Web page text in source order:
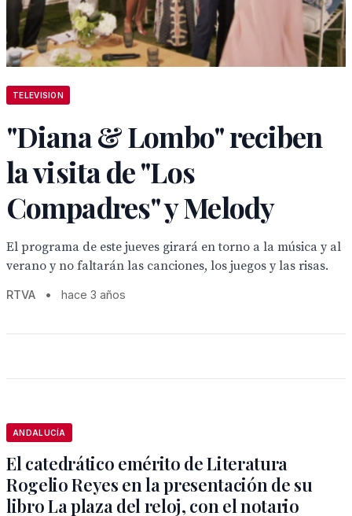
TELEVISION
"Diana & Lombo" reciben
la visita de "Los
Compadres" y Melody
El programa de este jueves girará en torno a la música y al
verano y no faltarán las canciones, los juegos y las risas.
RTVA • hace 3 años
ANDALUCÍA
El catedrático emérito de Literatura
Rogelio Reyes en la presentación de su
libro La plaza del reloj, con el notario